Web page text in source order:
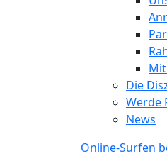
Die
Werde
News
Online-Surfen